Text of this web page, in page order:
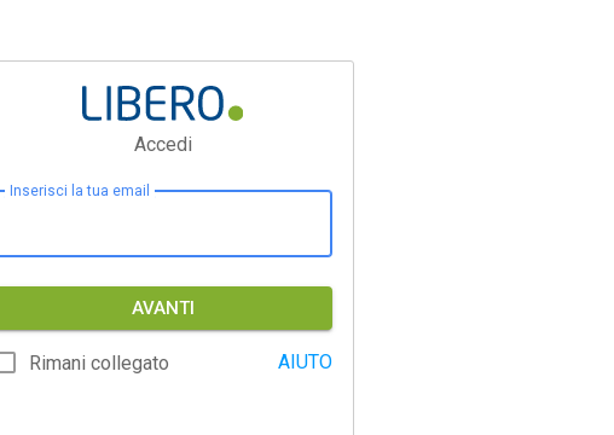
Accedi
Inserisci la tua email
AVANTI
Rimani collegato AIUTO